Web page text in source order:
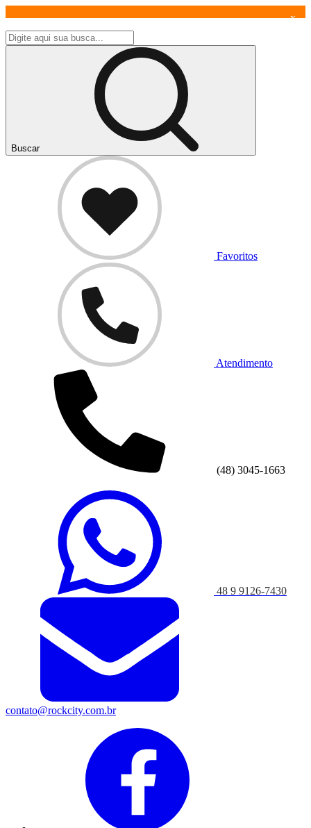
x
Buscar
Favoritos
Atendimento
(48) 3045-1663
48 9 9126-7430
contato@rockcity.com.br